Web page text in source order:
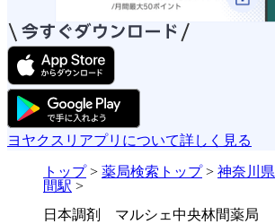
ヨヤクスリアプリについて詳しく見る
トップ> 薬局検索トップ> 神奈川県
間駅 >
日本調剤 マルシェ中央林間薬局